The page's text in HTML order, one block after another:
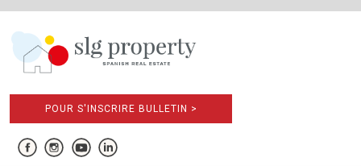
POUR S'INSCRIRE BULLETIN >